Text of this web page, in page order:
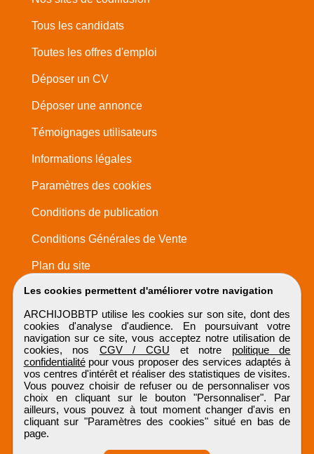
Les cookies permettent d'améliorer votre navigation
ARCHIJOBBTP utilise les cookies sur son site, dont des
cookies d'analyse d'audience. En poursuivant votre
navigation sur ce site, vous acceptez notre utilisation de
cookies, nos CGV / CGU et notre politique de
confidentialitépour vous proposer des services adaptés à
vos centres d'intérêt et réaliser des statistiques de visites.
Vous pouvez choisir de refuser ou de personnaliser vos
choix en cliquant sur le bouton "Personnaliser". Par
ailleurs, vous pouvez à tout moment changer d'avis en
cliquant sur "Paramètres des cookies" situé en bas de
page.
Tous les candidats
Toutes les offres d'emploi
Déposer un CV
Déposer une annonce
Témoignages utilisateurs
Informations légales
Paramètres des cookies
Conditions de publication
Conditions Générales de Vente
Plan du site